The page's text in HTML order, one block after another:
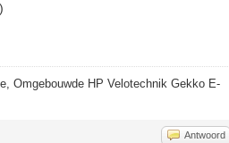
Omgebouwde HP Velotechnik Gekko E-
Antwoord